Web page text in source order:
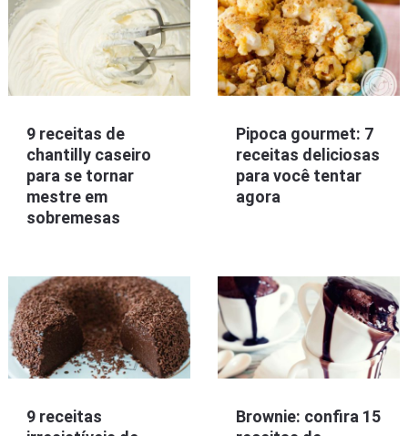
9 receitas de
chantilly caseiro
para se tornar
mestre em
sobremesas
Pipoca gourmet: 7
receitas deliciosas
para você tentar
agora
9 receitas
Brownie: confira 15